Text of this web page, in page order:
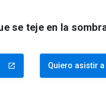
se teje en la
launch Quiero asistir